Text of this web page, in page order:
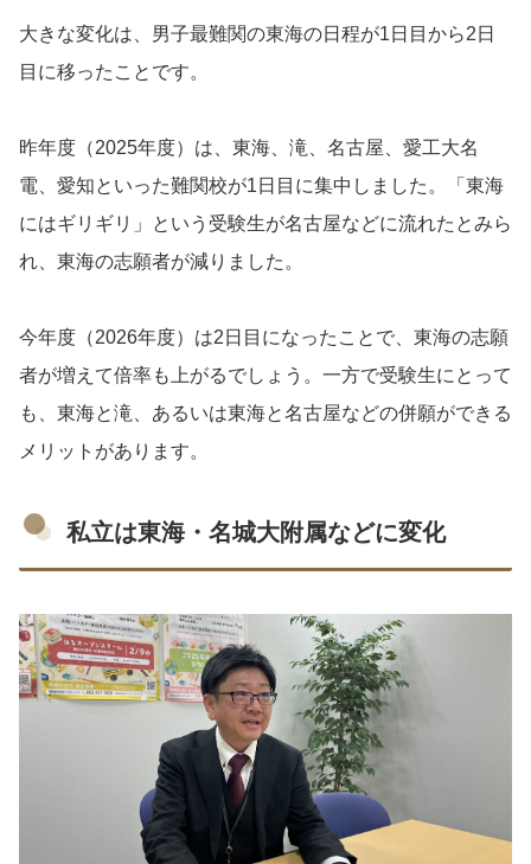
大きな変化は、男子最難関の東海の日程が1日目から2日
目に移ったことです。
昨年度（2025年度）は、東海、滝、名古屋、愛工大名
電、愛知といった難関校が1日目に集中しました。「東海
にはギリギリ」という受験生が名古屋などに流れたとみら
れ、東海の志願者が減りました。
今年度（2026年度）は2日目になったことで、東海の志願
者が増えて倍率も上がるでしょう。一方で受験生にとって
も、東海と滝、あるいは東海と名古屋などの併願ができる
メリットがあります。
私立は東海・名城大附属などに変化